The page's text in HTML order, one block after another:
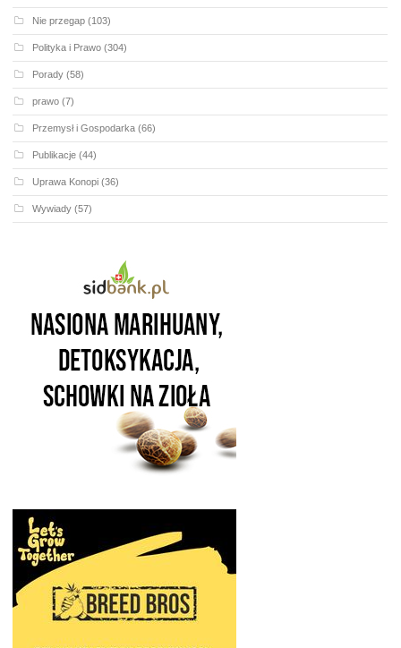
Nie przegap (103)
Polityka i Prawo (304)
Porady (58)
prawo (7)
Przemysł i Gospodarka (66)
Publikacje (44)
Uprawa Konopi (36)
Wywiady (57)